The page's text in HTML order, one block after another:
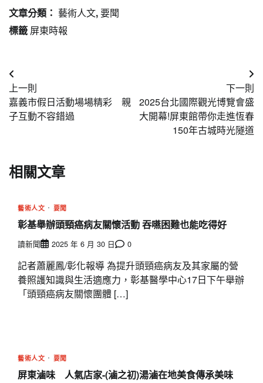
文章分類： 藝術人文,要聞
標籤 屏東時報
文
章
導
上一則
嘉義市假日活動場場精彩 親
子互動不容錯過
下一則
2025台北國際觀光博覽會盛
大開幕!屏東館帶你走進恆春
150年古城時光隧道
相關文章
藝術人文 要聞
彰基舉辦頭頸癌病友關懷活動 吞嚥困難也能吃得好
讀新聞 2025 年 6 月 30 日 0
記者蕭麗鳳/彰化報導 為提升頭頸癌病友及其家屬的營
養照護知識與生活適應力，彰基醫學中心17日下午舉辦
「頭頸癌病友關懷團體 […]
藝術人文 要聞
屏東滷味 人氣店家-(滷之初)湯滷在地美食傳承美味